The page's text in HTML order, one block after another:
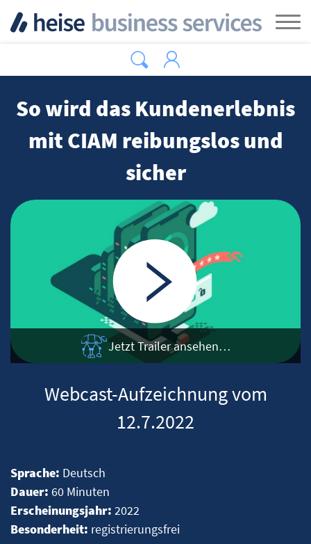
So wird das Kundenerlebnis
mit CIAM reibungslos und
sicher
Jetzt Trailer ansehen…
Webcast-Aufzeichnung vom
12.7.2022
Sprache: Deutsch
Dauer: 60 Minuten
Erscheinungsjahr: 2022
Besonderheit: registrierungsfrei